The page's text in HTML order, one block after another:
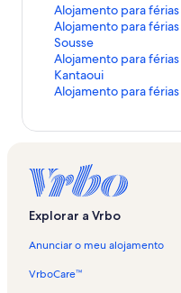
Alojamento para
H
i
p
e
r
l
ã
o
a
r
ã
Alojamento para
Sousse
H
i
p
e
r
ç
ã
p
d
r
Alojamento para
Kantaoui
H
i
p
g
a
ã
p
a
Alojamento para
H
l
i
a
ã
o
Explorar a Vrbo
Anunciar o meu alojamento
VrboCare™